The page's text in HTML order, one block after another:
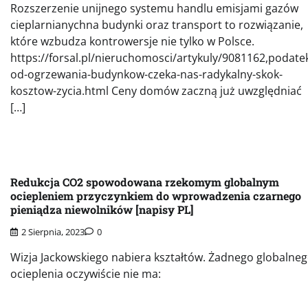
Rozszerzenie unijnego systemu handlu emisjami gazów
cieplarnianychna budynki oraz transport to rozwiązanie,
które wzbudza kontrowersje nie tylko w Polsce.
https://forsal.pl/nieruchomosci/artykuly/
od-ogrzewania-budynkow-czeka-nas-radykalny-skok-
kosztow-zycia.html Ceny domów zaczną już uwzględniać
[…]
Redukcja CO2 spowodowana rzekomym globalnym
ociepleniem przyczynkiem do wprowadzenia czarnego
pieniądza niewolników [napisy PL]
2 Sierpnia, 2023 0
Wizja Jackowskiego nabiera kształtów. Żadnego
ocieplenia oczywiście nie ma: